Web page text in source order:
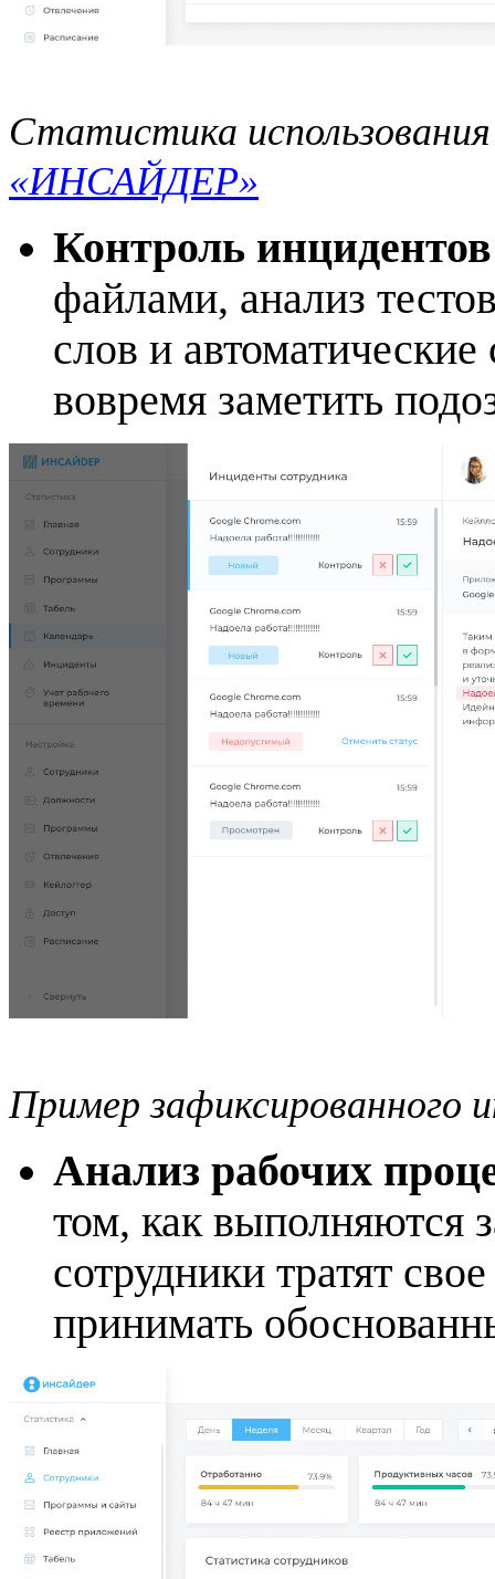
Статистика
«ИНСАЙДЕР»
Контроль
файлами, анализ
слов и
вовремя заметить
Пример зафиксированного
Анализ рабочих
том, как выполняются
сотрудники тратят
принимать